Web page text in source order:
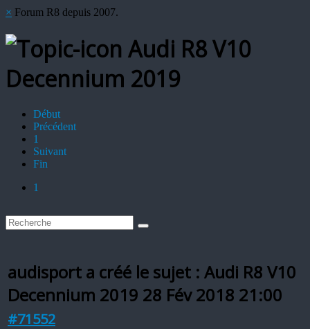
× Forum R8 depuis 2007.
Audi R8 V10
Decennium 2019
Début
Précédent
1
Suivant
Fin
1
audisport a créé le sujet : Audi R8 V10
Decennium 2019 28 Fév 2018 21:00
#71552